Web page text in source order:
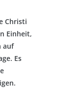
Christi
Einheit,
auf
Es